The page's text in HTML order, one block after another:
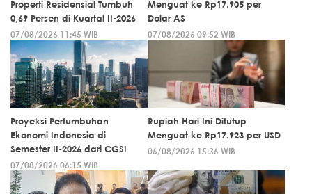
Properti Residensial Tumbuh
0,69 Persen di Kuartal II-2026
07/08/2026 11:45 WIB
Menguat ke Rp17.905 per
Dolar AS
07/08/2026 09:52 WIB
Proyeksi Pertumbuhan
Ekonomi Indonesia di
Semester II-2026 dari CGSI
07/08/2026 06:15 WIB
Rupiah Hari Ini Ditutup
Menguat ke Rp17.923 per USD
06/08/2026 15:36 WIB